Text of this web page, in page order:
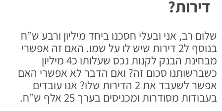
דירות?
שלום רב, אני ובעלי חסכנו ביחד מיליון ורבע ש”ח
בנוסף ל2 דירות שיש לו על שמו. האם זה אפשרי
מבחינת הבנק לקנות נכס שעלותו כ4 מיליון
כשברשותנו סכום זה? ואם הדבר לא אפשרי האם
אפשר לשעבד את 2 הדירות שלו? אנו עובדים
בעבודות מסודרות ומכניסים בערך 25 אלף ש”ח.